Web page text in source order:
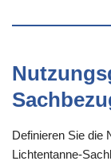
Definieren Sie die
Lichtentanne-